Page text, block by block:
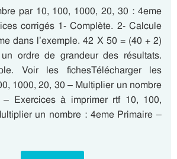
par 10, 100, 1000, 20, 30 : 4eme
corrigés 1- Complète. 2- Calcule
dans l’exemple. 42 X 50 = (40 + 2)
ordre de grandeur des résultats.
Voir les fichesTélécharger les
1000, 20, 30 – Multiplier un nombre
Exercices à imprimer rtf 10, 100,
un nombre : 4eme Primaire –